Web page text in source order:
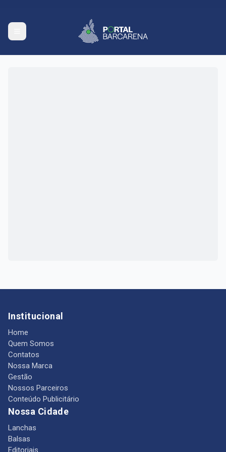
Institucional
Home
Quem Somos
Contatos
Nossa Marca
Gestão
Nossos Parceiros
Conteúdo Publicitário
Nossa Cidade
Lanchas
Balsas
Editoriais